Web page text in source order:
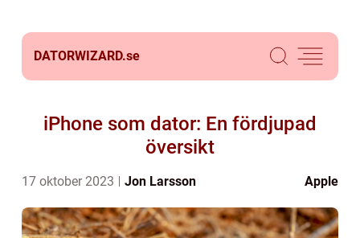
DATORWIZARD.se
iPhone som dator: En fördjupad
översikt
17 oktober 2023 Jon Larsson Apple